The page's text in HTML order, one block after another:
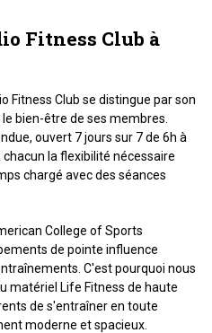
Fitness Club à
Fitness Club se distingue par son
bien-être de ses membres.
ouvert 7 jours sur 7 de 6h à
la flexibilité nécessaire
chargé avec des séances
College of Sports
de pointe influence
C'est pourquoi nous
matériel Life Fitness de haute
de s'entraîner en toute
moderne et spacieux.